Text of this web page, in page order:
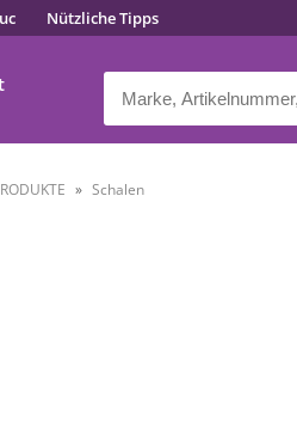
Nützliche Tipps
Schalen